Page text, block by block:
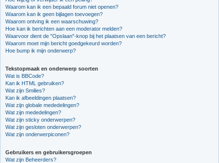
Waarom kan ik een bepaald forum niet openen?
Waarom kan ik geen bijlagen toevoegen?
Waarom ontving ik een waarschuwing?
Hoe kan ik berichten aan een moderator melden?
Waarvoor dient de "Opslaan"-knop bij het plaatsen van een bericht?
Waarom moet mijn bericht goedgekeurd worden?
Hoe bump ik mijn onderwerp?
Tekstopmaak en onderwerp soorten
Wat is BBCode?
Kan ik HTML gebruiken?
Wat zijn Smilies?
Kan ik afbeeldingen plaatsen?
Wat zijn globale mededelingen?
Wat zijn mededelingen?
Wat zijn sticky onderwerpen?
Wat zijn gesloten onderwerpen?
Wat zijn onderwerpiconen?
Gebruikers en gebruikersgroepen
Wat zijn Beheerders?